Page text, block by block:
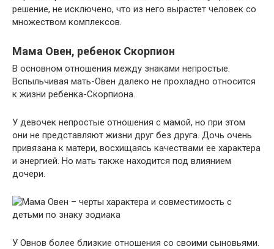
решение, не исключено, что из него вырастет человек со
множеством комплексов.
Мама Овен, ребенок Скорпион
В основном отношения между знаками непростые.
Вспыльчивая мать-Овен далеко не прохладно относится
к жизни ребенка-Скорпиона.
У девочек непростые отношения с мамой, но при этом
они не представляют жизни друг без друга. Дочь очень
привязана к матери, восхищаясь качествами ее характера
и энергией. Но мать также находится под влиянием
дочери.
У Овнов более близкие отношения со своими сыновьями.